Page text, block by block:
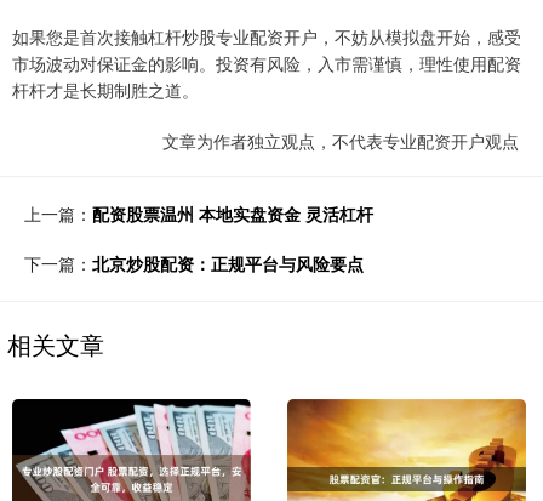
如果您是首次接触杠杆炒股专业配资开户，不妨从模拟盘开始，感受
市场波动对保证金的影响。投资有风险，入市需谨慎，理性使用配资
杆杆才是长期制胜之道。
文章为作者独立观点，不代表专业配资开户观点
上一篇： 配资股票温州 本地实盘资金 灵活杠杆
下一篇： 北京炒股配资：正规平台与风险要点
相关文章